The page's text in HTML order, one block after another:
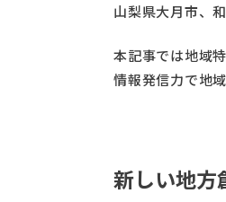
山梨県大月市、
本記事では地域
情報発信力で地
新しい地方